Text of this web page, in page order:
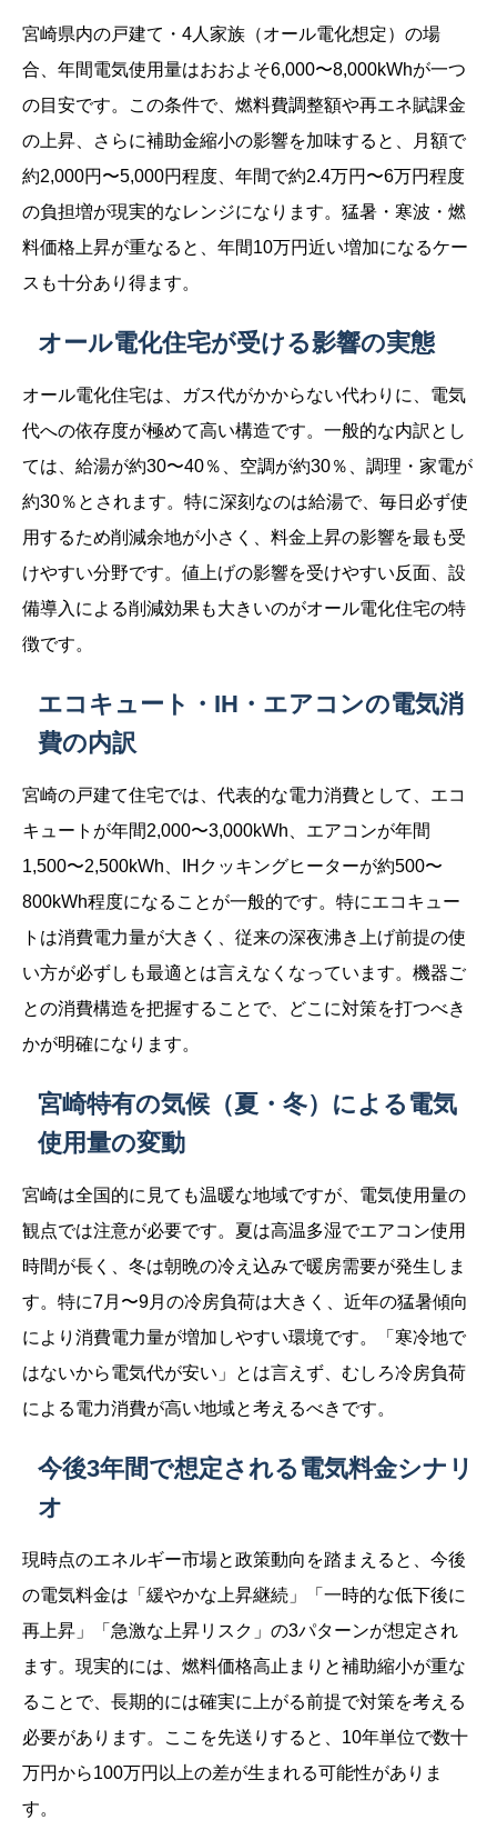
宮崎県内の戸建て・4人家族（オール電化想定）の場
合、年間電気使用量はおおよそ6,000〜8,000kWhが一つ
の目安です。この条件で、燃料費調整額や再エネ賦課金
の上昇、さらに補助金縮小の影響を加味すると、月額で
約2,000円〜5,000円程度、年間で約2.4万円〜6万円程度
の負担増が現実的なレンジになります。猛暑・寒波・燃
料価格上昇が重なると、年間10万円近い増加になるケー
スも十分あり得ます。
オール電化住宅が受ける影響の実態
オール電化住宅は、ガス代がかからない代わりに、電気
代への依存度が極めて高い構造です。一般的な内訳とし
ては、給湯が約30〜40％、空調が約30％、調理・家電が
約30％とされます。特に深刻なのは給湯で、毎日必ず使
用するため削減余地が小さく、料金上昇の影響を最も受
けやすい分野です。値上げの影響を受けやすい反面、設
備導入による削減効果も大きいのがオール電化住宅の特
徴です。
エコキュート・IH・エアコンの電気消
費の内訳
宮崎の戸建て住宅では、代表的な電力消費として、エコ
キュートが年間2,000〜3,000kWh、エアコンが年間
1,500〜2,500kWh、IHクッキングヒーターが約500〜
800kWh程度になることが一般的です。特にエコキュー
トは消費電力量が大きく、従来の深夜沸き上げ前提の使
い方が必ずしも最適とは言えなくなっています。機器ご
との消費構造を把握することで、どこに対策を打つべき
かが明確になります。
宮崎特有の気候（夏・冬）による電気
使用量の変動
宮崎は全国的に見ても温暖な地域ですが、電気使用量の
観点では注意が必要です。夏は高温多湿でエアコン使用
時間が長く、冬は朝晩の冷え込みで暖房需要が発生しま
す。特に7月〜9月の冷房負荷は大きく、近年の猛暑傾向
により消費電力量が増加しやすい環境です。「寒冷地で
はないから電気代が安い」とは言えず、むしろ冷房負荷
による電力消費が高い地域と考えるべきです。
今後3年間で想定される電気料金シナリ
オ
現時点のエネルギー市場と政策動向を踏まえると、今後
の電気料金は「緩やかな上昇継続」「一時的な低下後に
再上昇」「急激な上昇リスク」の3パターンが想定され
ます。現実的には、燃料価格高止まりと補助縮小が重な
ることで、長期的には確実に上がる前提で対策を考える
必要があります。ここを先送りすると、10年単位で数十
万円から100万円以上の差が生まれる可能性がありま
す。